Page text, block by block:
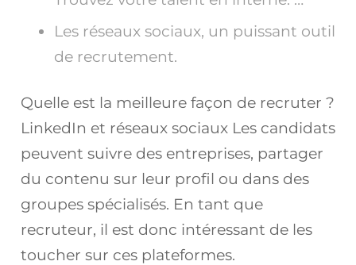
Les réseaux sociaux, un puissant outil
de recrutement.
Quelle est la meilleure façon de recruter ?
LinkedIn et réseaux sociaux Les candidats
peuvent suivre des entreprises, partager
du contenu sur leur profil ou dans des
groupes spécialisés. En tant que
recruteur, il est donc intéressant de les
toucher sur ces plateformes.